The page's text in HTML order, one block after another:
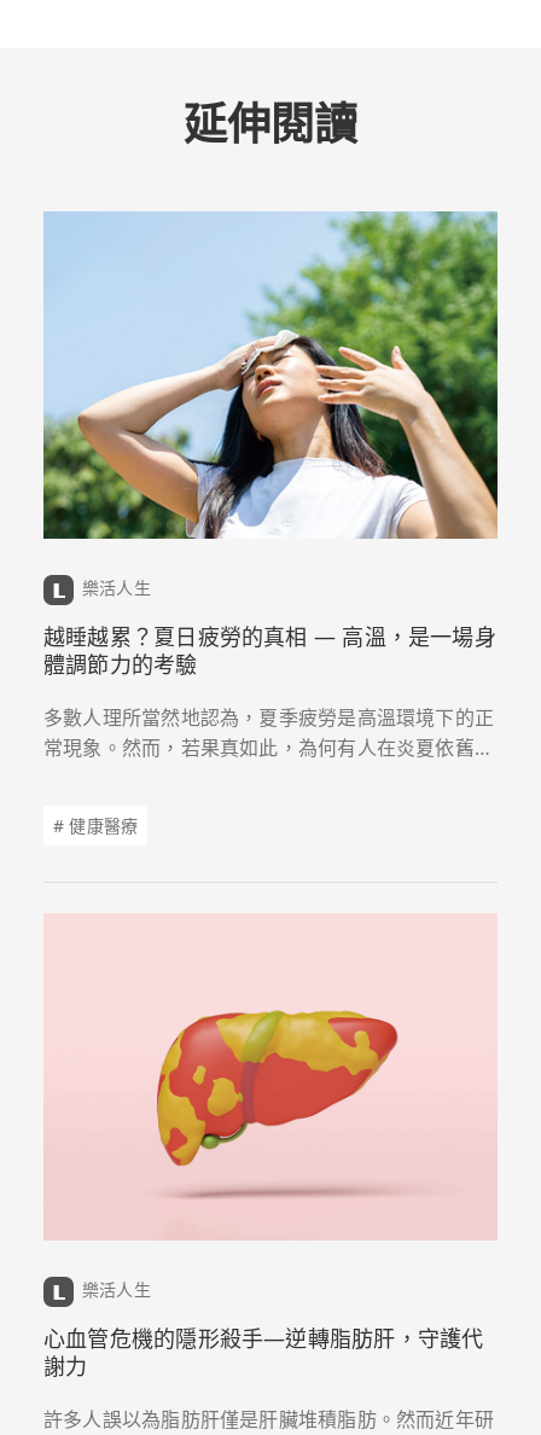
延伸閱讀
樂活人生
越睡越累？夏日疲勞的真相 — 高溫，是一場身
體調節力的考驗
多數人理所當然地認為，夏季疲勞是高溫環境下的正
常現象。然而，若果真如此，為何有人在炎夏依舊能
關鍵，往往不在於外在的氣溫，而在於身體內在的
# 健康醫療
樂活人生
心血管危機的隱形殺手—逆轉脂肪肝，守護代
謝力
許多人誤以為脂肪肝僅是肝臟堆積脂肪。然而近年研